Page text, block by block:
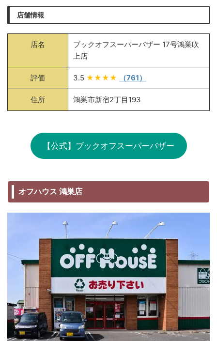
店舗情報
店名
ブックオフスーパーバザー 17号鴻巣吹
上店
評価 3.5 ★★★★ （761）
住所 鴻巣市新宿2丁目193
【公式】ブックオフスーパーバザー
オフハウス 鴻巣店